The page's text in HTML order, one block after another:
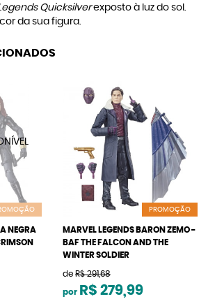
Quicksilverexposto à luz do sol.
da sua figura.
NEGRA
PROMOÇÃO
MARVEL LEGENDS BARON ZEMO -
BAF THE FALCON AND THE
WINTER SOLDIER
de R$ 291,68
por R$ 279,99